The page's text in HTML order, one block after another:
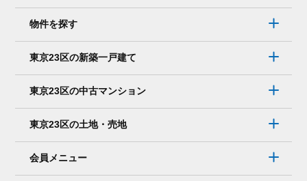
物件を探す
東京23区の新築一戸建て
東京23区の中古マンション
東京23区の土地・売地
会員メニュー